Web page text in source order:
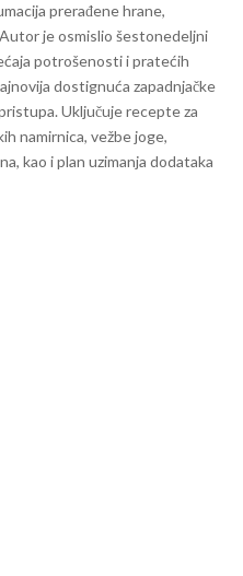
prerađene hrane,
Autor je osmislio šestonedeljni
potrošenosti i pratećih
dostignuća zapadnjačke
Uključuje recepte za
namirnica, vežbe joge,
kao i plan uzimanja dodataka